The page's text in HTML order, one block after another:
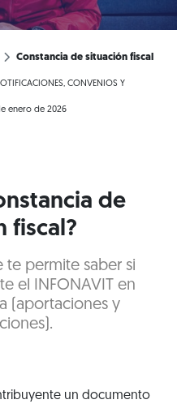
Constancia de situación fiscal
CONVENIOS Y
enero de 2026
de
fiscal?
te permite saber si
el INFONAVIT en
(aportaciones y
un documento